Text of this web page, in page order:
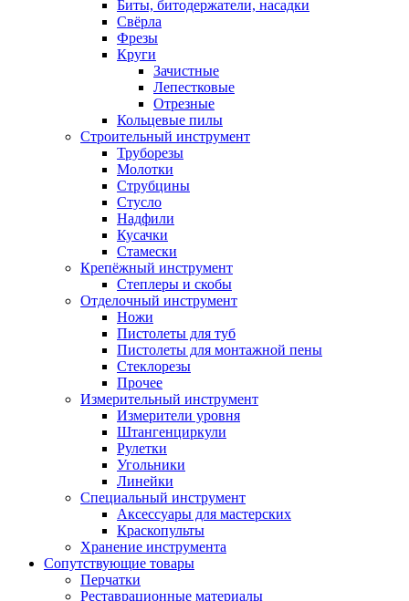
Биты, битодержатели, насадки
Свёрла
Фрезы
Круги
Зачистные
Лепестковые
Отрезные
Кольцевые пилы
Строительный инструмент
Труборезы
Молотки
Струбцины
Стусло
Надфили
Кусачки
Стамески
Крепёжный инструмент
Степлеры и скобы
Отделочный инструмент
Ножи
Пистолеты для туб
Пистолеты для монтажной пены
Стеклорезы
Прочее
Измерительный инструмент
Измерители уровня
Штангенциркули
Рулетки
Угольники
Линейки
Специальный инструмент
Аксессуары для мастерских
Краскопульты
Хранение инструмента
Сопутствующие товары
Перчатки
Реставрационные материалы